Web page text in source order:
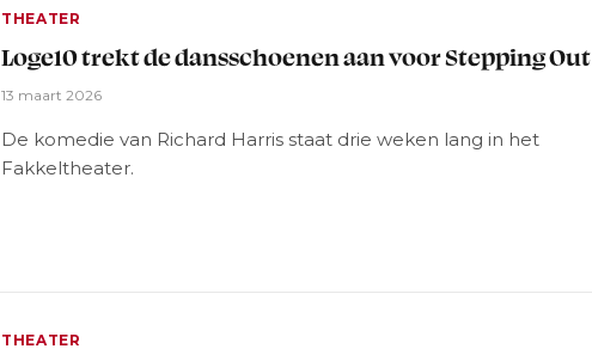
THEATER
Loge10 trekt de dansschoenen aan voor Stepping Out
13 maart 2026
De komedie van Richard Harris staat drie weken lang in het
Fakkeltheater.
THEATER